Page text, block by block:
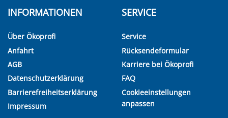
INFORMATIONEN
Über Ökoprofi
Anfahrt
AGB
Datenschutzerklärung
Barrierefreiheitserklärung
Impressum
SERVICE
Service
Rücksendeformular
Karriere bei Ökoprofi
FAQ
Cookieeinstellungen
anpassen